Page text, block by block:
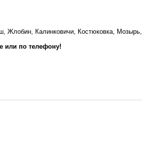
Жлобин, Калинковичи, Костюковка, Мозырь,
или по телефону!